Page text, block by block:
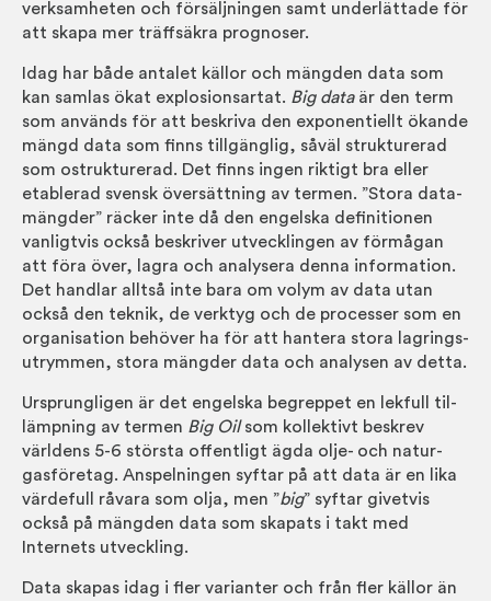
verk­sam­heten och för­sälj­ningen samt under­lättade för
att skapa mer träff­säkra prognoser.
Idag har både antalet källor och mängden data som
kan samlas ökat ex­plo­sions­artat. Big dataär den term
som används för att be­skriva den ex­ponent­iellt ökande
mängd data som finns till­gäng­lig, såväl struktur­erad
som ostruktur­erad. Det finns ingen riktigt bra eller
etablerad svensk över­sätt­ning av termen. ”Stora data­
mängder” räcker inte då den engelska defini­tionen
vanligt­vis också be­skriver ut­veck­lingen av för­mågan
att föra över, lagra och analys­era denna informa­tion.
Det handlar alltså inte bara om volym av data utan
också den teknik, de verk­tyg och de pro­cesser som en
organ­isa­tion behöver ha för att hantera stora lagrings­
utrymmen, stora mängder data och analysen av detta.
Ursprungligen är det engelska be­greppet en lekfull til­
lämp­ning av termen Big Oilsom kollekt­ivt beskrev
världens 5-6 största offent­ligt ägda olje- och natur­
gas­företag. An­spel­ningen syftar på att data är en lika
värde­full råvara som olja, men ”big” syftar givet­vis
också på mängden data som skapats i takt med
Internets utveckling.
Data skapas idag i fler varianter och från fler källor än